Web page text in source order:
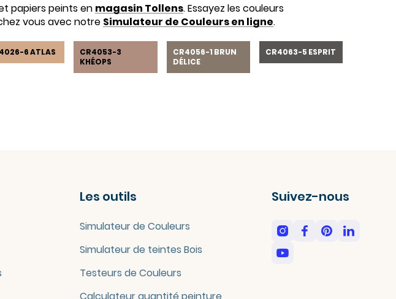
papiers peints en magasin Tollens. Essayez les couleurs
vous avec notre Simulateur de Couleurs en ligne.
6 ATLAS
CR4053-3
KHÉOPS
CR4056-1 BRUN
DÉLICE
CR4063-5 ESPRIT
Les outils
Simulateur de Couleurs
Simulateur de teintes Bois
Testeurs de Couleurs
Calculateur quantité peinture
Suivez-nous